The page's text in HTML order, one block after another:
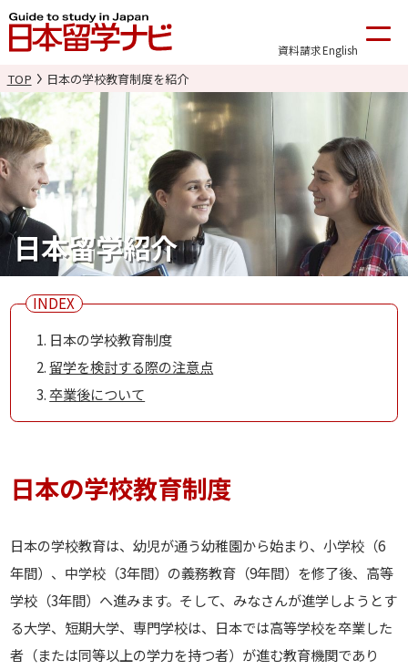
資料請求English
TOP 日本の学校教育制度を紹介
日本留学紹介
日本の学校教育制度
留学を検討する際の注意点
卒業後について
日本の学校教育制度
日本の学校教育は、幼児が通う幼稚園から始まり、小学校（6
年間）、中学校（3年間）の義務教育（9年間）を修了後、高等
学校（3年間）へ進みます。そして、みなさんが進学しようとす
る大学、短期大学、専門学校は、日本では高等学校を卒業した
者（または同等以上の学力を持つ者）が進む教育機関であり